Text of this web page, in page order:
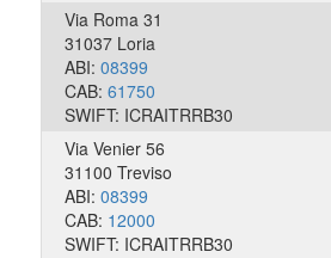
Via Roma 31
31037 Loria
ABI: 08399
CAB: 61750
SWIFT: ICRAITRRB30
Via Venier 56
31100 Treviso
ABI: 08399
CAB: 12000
SWIFT: ICRAITRRB30